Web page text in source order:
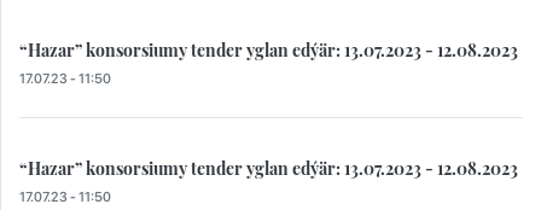
“Hazar” konsorsiumy tender yglan edýär: 13.07.2023 - 12.08.2023
17.07.23 - 11:50
“Hazar” konsorsiumy tender yglan edýär: 13.07.2023 - 12.08.2023
17.07.23 - 11:50